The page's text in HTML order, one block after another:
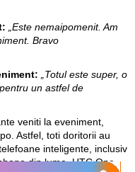
„Este nemaipomenit. Am
Bravo
„Totul este super, o
un astfel de
veniti la eveniment,
Astfel, toti doritorii au
inteligente, inclusiv
din lume, HTC One